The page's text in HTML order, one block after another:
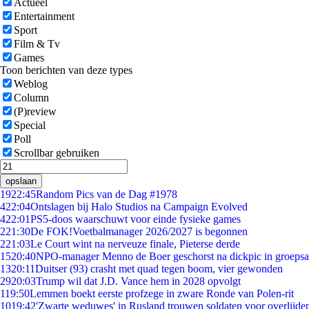
Actueel
Entertainment
Sport
Film & Tv
Games
Toon berichten van deze types
Weblog
Column
(P)review
Special
Poll
Scrollbar gebruiken
opslaan
1922:45Random Pics van de Dag #1978
422:04Ontslagen bij Halo Studios na Campaign Evolved
422:01PS5-doos waarschuwt voor einde fysieke games
221:30De FOK!Voetbalmanager 2026/2027 is begonnen
221:03Le Court wint na nerveuze finale, Pieterse derde
1520:40NPO-manager Menno de Boer geschorst na dickpic in
1320:11Duitser (93) crasht met quad tegen boom, vier gewonden
2920:03Trump wil dat J.D. Vance hem in 2028 opvolgt
119:50Lemmen boekt eerste profzege in zware Ronde van Polen-rit
1019:42'Zwarte weduwes' in Rusland trouwen soldaten voor